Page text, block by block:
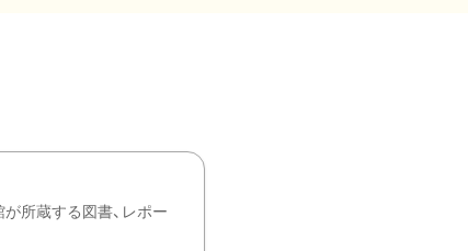
所蔵する図書、レポー